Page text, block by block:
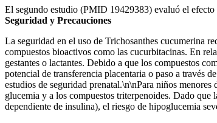
El segundo estudio (PMID 19429383) evaluó el
Seguridad y Precauciones
La seguridad en el uso de Trichosanthes cucumerina
compuestos bioactivos como las cucurbitacinas. En
gestantes o lactantes. Debido a que los compuestos
potencial de transferencia placentaria o paso a través
estudios de seguridad prenatal.\n\nPara niños
glucemia y a los compuestos triterpenoides. Dado
dependiente de insulina), el riesgo de hipoglucemia